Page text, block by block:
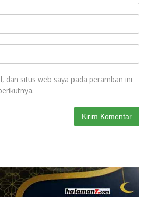
dan situs web saya pada peramban ini